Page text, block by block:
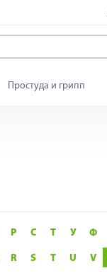
Простуда и грипп
Р С Т У Ф
R S T U V